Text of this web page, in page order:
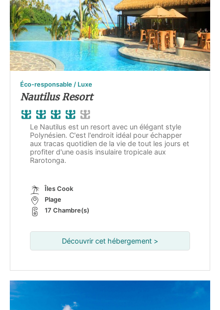
Éco-responsable / Luxe
Nautilus Resort
Le Nautilus est un resort avec un élégant style
Polynésien. C'est l'endroit idéal pour échapper
aux tracas quotidien de la vie de tout les jours et
profiter d'une oasis insulaire tropicale aux
Rarotonga.
Îles Cook
Plage
17 Chambre(s)
Découvrir cet hébergement >